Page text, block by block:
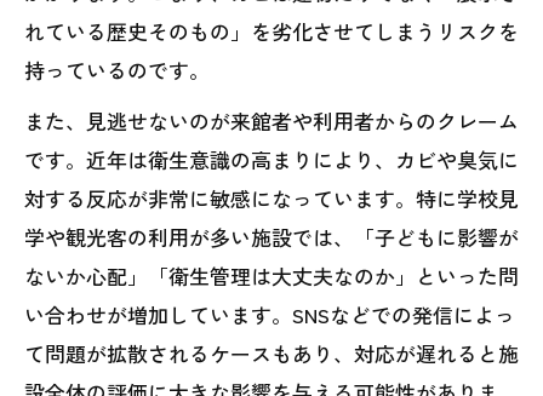
れている歴史そのもの」を劣化させてしまうリスクを
持っているのです。
また、見逃せないのが来館者や利用者からのクレーム
です。近年は衛生意識の高まりにより、カビや臭気に
対する反応が非常に敏感になっています。特に学校見
学や観光客の利用が多い施設では、「子どもに影響が
ないか心配」「衛生管理は大丈夫なのか」といった問
い合わせが増加しています。SNSなどでの発信によっ
て問題が拡散されるケースもあり、対応が遅れると施